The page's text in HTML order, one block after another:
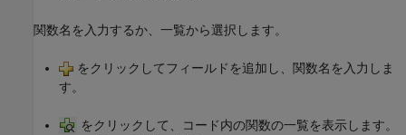
関数名を入力するか、一覧から選択します。
をクリックしてフィールドを追加し、関数名を入力しま
す。
をクリックして、コード内の関数の一覧を表示します。